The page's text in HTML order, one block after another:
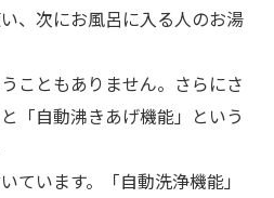
、次にお風呂に入る人のお湯
こともありません。さらにさ
「自動沸きあげ機能」という
ています。「自動洗浄機能」